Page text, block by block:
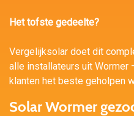
Het tofste gedeelte?
Vergelijksolar doet dit
alle installateurs uit Wormer
klanten het beste geholpen
Solar Wormer